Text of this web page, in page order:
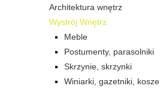
Architektura wnętrz
Wystrój Wnętrz
Meble
Postumenty, parasolniki
Skrzynie, skrzynki
Winiarki, gazetniki, kosze